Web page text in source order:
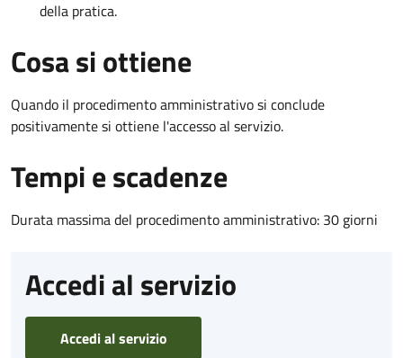
della pratica.
Cosa si ottiene
Quando il procedimento amministrativo si conclude
positivamente si ottiene l'accesso al servizio.
Tempi e scadenze
Durata massima del procedimento amministrativo: 30 giorni
Accedi al servizio
Accedi al servizio